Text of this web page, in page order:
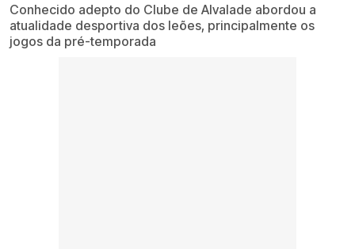
Conhecido adepto do Clube de Alvalade abordou a
atualidade desportiva dos leões, principalmente os
jogos da pré-temporada